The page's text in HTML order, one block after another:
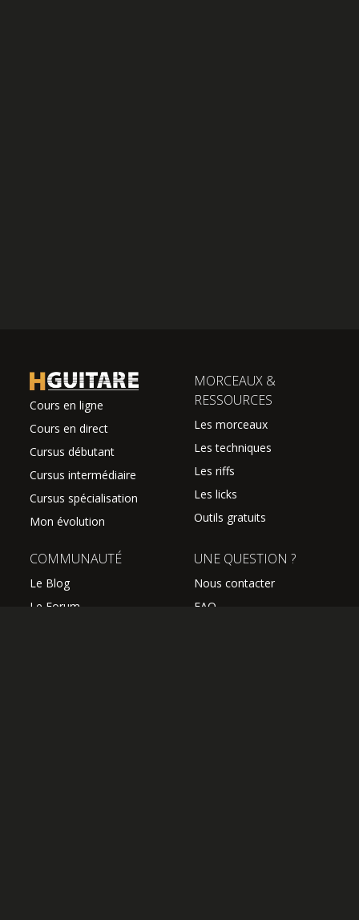
Cours en ligne
Cours en direct
Cursus débutant
Cursus intermédiaire
Cursus spécialisation
Mon évolution
MORCEAUX &
RESSOURCES
Les morceaux
Les techniques
Les riffs
Les licks
Outils gratuits
COMMUNAUTÉ
Le Blog
Le Forum
UNE QUESTION ?
Nous contacter
FAQ